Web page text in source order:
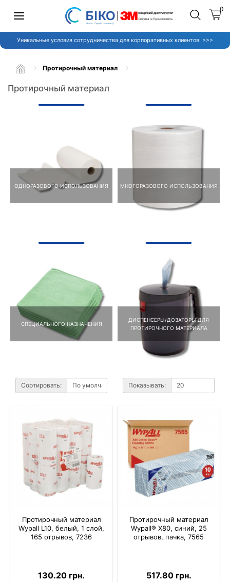
0
Уникальные условия сотрудничества для корпоративных клиентов! >>>
Протирочный материал
Протирочный материал
ОДНОРАЗОВОГО ИСПОЛЬЗОВАНИЯ МНОГОРАЗОВОГО ИСПОЛЬЗОВАНИЯ
СПЕЦИАЛЬНОГО НАЗНАЧЕНИЯ
ДИСПЕНСЕРЫ/ДОЗАТОРЫ ДЛЯ
ПРОТИРОЧНОГО МАТЕРИАЛА
Сортировать: Показывать:
Протирочный материал
Wypall L10, белый, 1 слой,
165 отрывов, 7236
130.20 грн.
Протирочный материал
Wypall® X80, синий, 25
отрывов, пачка, 7565
517.80 грн.